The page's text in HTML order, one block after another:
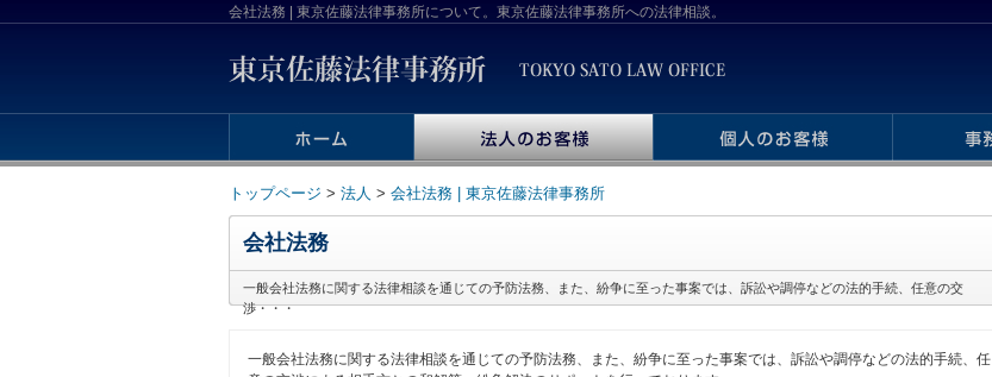
会社法務 | 東京佐藤法律事務所について。東京佐藤法律事務所への法律相談。
トップページ > 法人 > 会社法務 | 東京佐藤法律事務所
会社法務
一般会社法務に関する法律相談を通じての予防法務、また、紛争に至った事案では、訴訟や調停などの法的手続、任意の交
渉・・・
一般会社法務に関する法律相談を通じての予防法務、また、紛争に至った事案では、訴訟や調停などの法的手続、任